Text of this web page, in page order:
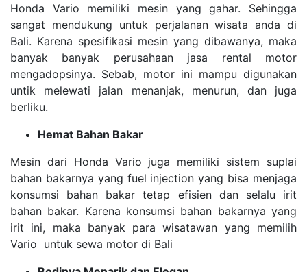
Honda Vario memiliki mesin yang gahar. Sehingga
sangat mendukung untuk perjalanan wisata anda di
Bali. Karena spesifikasi mesin yang dibawanya, maka
banyak banyak perusahaan jasa rental motor
mengadopsinya. Sebab, motor ini mampu digunakan
untik melewati jalan menanjak, menurun, dan juga
berliku.
Hemat Bahan Bakar
Mesin dari Honda Vario juga memiliki sistem suplai
bahan bakarnya yang fuel injection yang bisa menjaga
konsumsi bahan bakar tetap efisien dan selalu irit
bahan bakar. Karena konsumsi bahan bakarnya yang
irit ini, maka banyak para wisatawan yang memilih
Vario untuk sewa motor di Bali